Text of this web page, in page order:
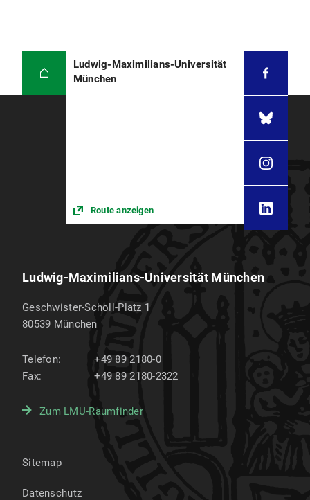
Ludwig-Maximilians-Universität
München
Route anzeigen
Ludwig-Maximilians-Universität München
Geschwister-Scholl-Platz 1
80539 München
Telefon:
+49 89 2180-0
Fax:
+49 89 2180-2322
Zum LMU-Raumfinder
Sitemap
Datenschutz